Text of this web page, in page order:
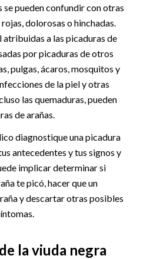
se pueden confundir con otras
dolorosas o hinchadas.
atribuidas a las picaduras de
por picaduras de otros
pulgas, ácaros, mosquitos y
de la piel y otras
las quemaduras, pueden
de arañas.
diagnostique una picadura
antecedentes y tus signos y
implicar determinar si
te picó, hacer que un
y descartar otras posibles
la viuda negra